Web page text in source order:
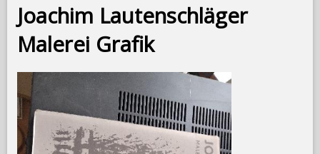
Joachim Lautenschläger
Malerei Grafik